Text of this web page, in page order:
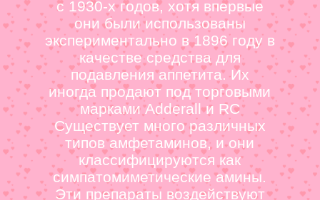
с 1930-х годов, хотя впервые
они были использованы
экспериментально в 1896 году в
качестве средства для
подавления аппетита. Их
иногда продают под торговыми
марками Adderall и RC
Существует много различных
типов амфетаминов, и они
классифицируются как
симпатомиметические амины.
Эти препараты воздействуют